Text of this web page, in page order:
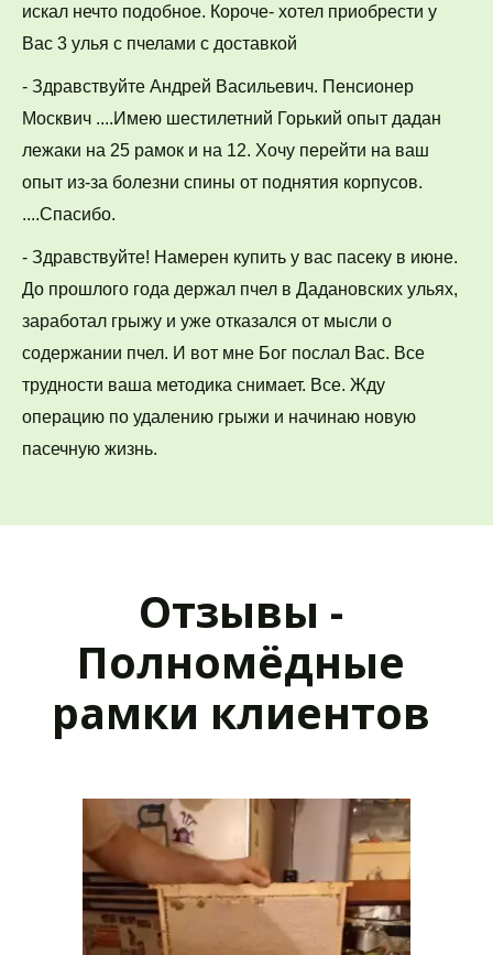
искал нечто подобное. Короче- хотел приобрести у
Вас 3 улья с пчелами с доставкой
- Здравствуйте Андрей Васильевич. Пенсионер
Москвич ....Имею шестилетний Горький опыт дадан
лежаки на 25 рамок и на 12. Хочу перейти на ваш
опыт из-за болезни спины от поднятия корпусов.
....Спасибо.
- Здравствуйте! Намерен купить у вас пасеку в июне.
До прошлого года держал пчел в Дадановских ульях,
заработал грыжу и уже отказался от мысли о
содержании пчел. И вот мне Бог послал Вас. Все
трудности ваша методика снимает. Все. Жду
операцию по удалению грыжи и начинаю новую
пасечную жизнь.
Отзывы -
Полномёдные
рамки клиентов